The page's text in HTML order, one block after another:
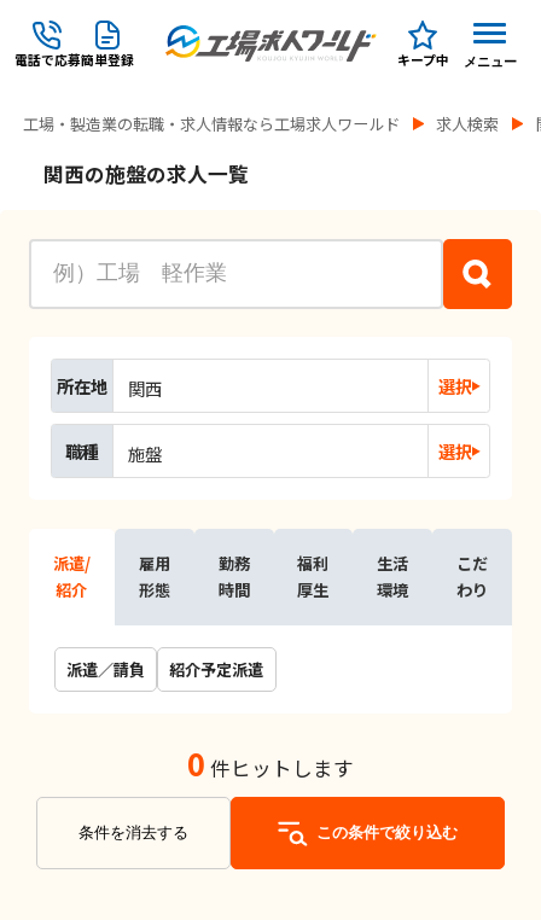
電話で応募簡単登録 キープ中 メニュー
工場・製造業の転職・求人情報なら工場求人ワールド 求人検索
関西の施盤の求人一覧
所在地 関西 選択
職種 施盤 選択
派遣/
紹介
雇用
形態
勤務
時間
福利
厚生
生活
環境
こだ
わり
派遣／請負 紹介予定派遣
0 件ヒットします
条件を消去する この条件で絞り込む